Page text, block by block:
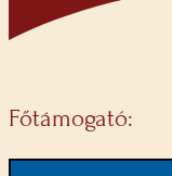
Főtámogató: